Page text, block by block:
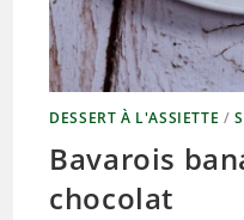
DESSERT À L'ASSIETTE /
Bavarois
chocolat